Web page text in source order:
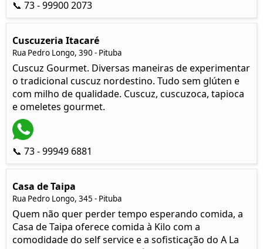
📞 73 - 99900 2073
Cuscuzeria Itacaré
Rua Pedro Longo, 390 - Pituba
Cuscuz Gourmet. Diversas maneiras de experimentar
o tradicional cuscuz nordestino. Tudo sem glúten e
com milho de qualidade. Cuscuz, cuscuzoca, tapioca
e omeletes gourmet.
📞 73 - 99949 6881
Casa de Taipa
Rua Pedro Longo, 345 - Pituba
Quem não quer perder tempo esperando comida, a
Casa de Taipa oferece comida à Kilo com a
comodidade do self service e a sofisticação do A La